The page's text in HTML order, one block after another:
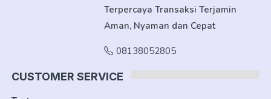
Terpercaya Transaksi Terjamin
Aman, Nyaman dan Cepat
08138052805
CUSTOMER SERVICE